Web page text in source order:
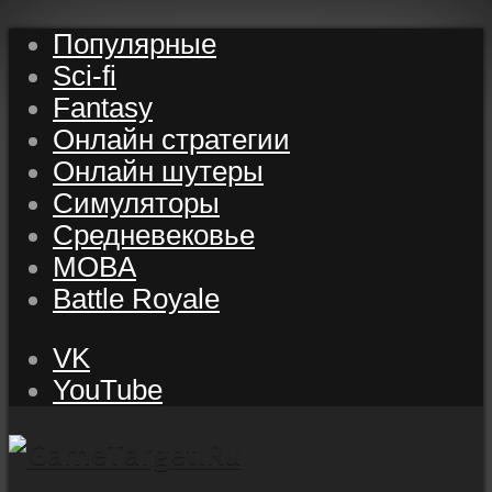
Популярные
Sci-fi
Fantasy
Онлайн стратегии
Онлайн шутеры
Симуляторы
Средневековье
MOBA
Battle Royale
VK
YouTube